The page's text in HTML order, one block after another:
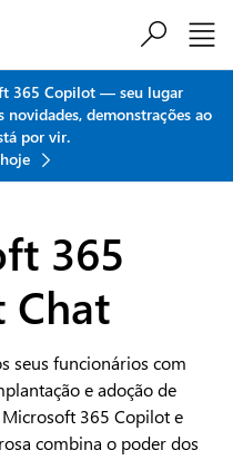
365 Copilot — seu lugar
demonstrações ao
por vir.
365
Chat
seus funcionários com
e adoção de
365 Copilot e
combina o poder dos